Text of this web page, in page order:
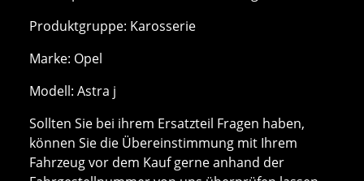
Produktgruppe: Karosserie
Marke: Opel
Modell: Astra j
Sollten Sie bei ihrem Ersatzteil Fragen haben,
können Sie die Übereinstimmung mit Ihrem
Fahrzeug vor dem Kauf gerne anhand der